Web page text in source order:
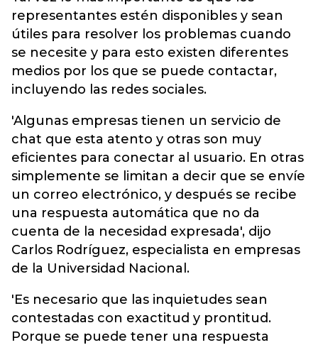
representantes estén disponibles y sean
útiles para resolver los problemas cuando
se necesite y para esto existen diferentes
medios por los que se puede contactar,
incluyendo las redes sociales.
'Algunas empresas tienen un servicio de
chat que esta atento y otras son muy
eficientes para conectar al usuario. En otras
simplemente se limitan a decir que se envíe
un correo electrónico, y después se recibe
una respuesta automática que no da
cuenta de la necesidad expresada', dijo
Carlos Rodríguez, especialista en empresas
de la Universidad Nacional.
'Es necesario que las inquietudes sean
contestadas con exactitud y prontitud.
Porque se puede tener una respuesta